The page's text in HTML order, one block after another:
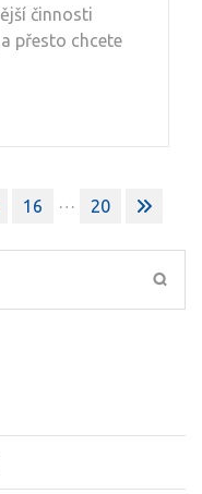
činnosti
přesto chcete
16 20